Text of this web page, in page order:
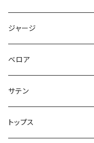
ジャージ
ベロア
サテン
トップス